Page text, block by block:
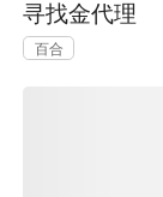
寻找金代理
百合